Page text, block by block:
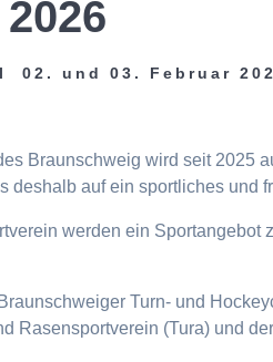
02. und 03. Februar
Braunschweig wird seit 2025
deshalb auf ein sportliches und
werden ein
Turn- und
Rasensportverein (Tura) und